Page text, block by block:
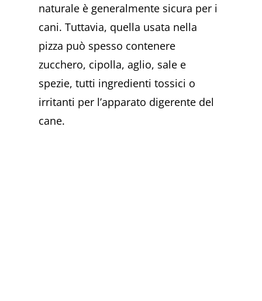
naturale è generalmente sicura per i
cani. Tuttavia, quella usata nella
pizza può spesso contenere
zucchero, cipolla, aglio, sale e
spezie, tutti ingredienti tossici o
irritanti per l’apparato digerente del
cane.